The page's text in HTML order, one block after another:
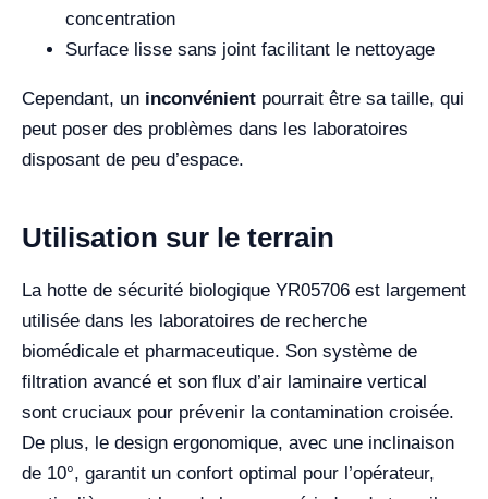
concentration
Surface lisse sans joint facilitant le nettoyage
Cependant, un inconvénient pourrait être sa taille, qui
peut poser des problèmes dans les laboratoires
disposant de peu d’espace.
Utilisation sur le terrain
La hotte de sécurité biologique YR05706 est largement
utilisée dans les laboratoires de recherche
biomédicale et pharmaceutique. Son système de
filtration avancé et son flux d’air laminaire vertical
sont cruciaux pour prévenir la contamination croisée.
De plus, le design ergonomique, avec une inclinaison
de 10°, garantit un confort optimal pour l’opérateur,